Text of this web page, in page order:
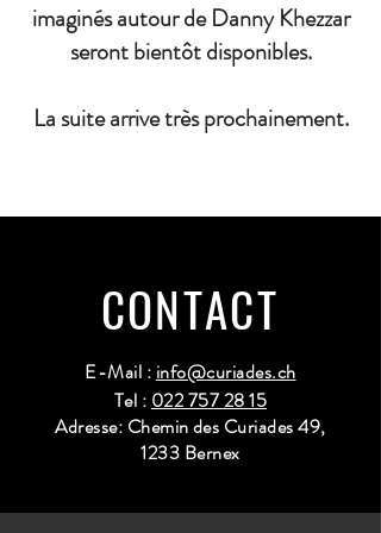
imaginés autour de Danny Khezzar
seront bientôt disponibles.
La suite arrive très prochainement.
CONTACT
E-Mail : info@curiades.ch
Tel : 022 757 28 15
Adresse: Chemin des Curiades 49,
1233 Bernex